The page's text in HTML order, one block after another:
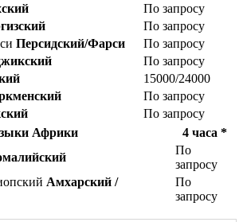
По запросу
По запросу
Персидский/Фарси
По запросу
По запросу
15000/24000
По запросу
По запросу
Африки
4 часа *
По
запросу
Амхарский /
По
запросу